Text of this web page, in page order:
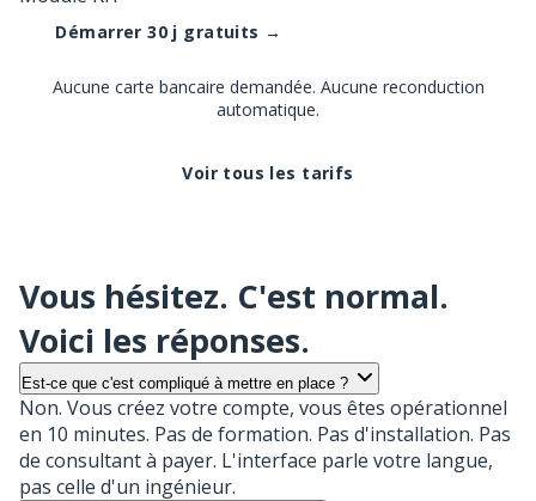
Démarrer 30 j gratuits →
Aucune carte bancaire demandée. Aucune reconduction
automatique.
Voir tous les tarifs
Vous hésitez. C'est normal.
Voici les réponses.
Est-ce que c'est compliqué à mettre en place ?
Non. Vous créez votre compte, vous êtes opérationnel
en 10 minutes. Pas de formation. Pas d'installation. Pas
de consultant à payer. L'interface parle votre langue,
pas celle d'un ingénieur.